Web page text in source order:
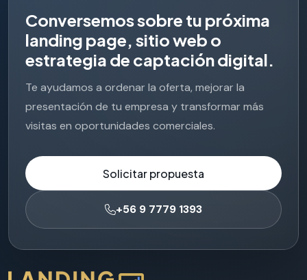
Conversemossobre tu próxima
landing page, sitioweb o
estrategia de captacióndigital.
Te ayudamos a ordenar la oferta, mejorar la
presentación de tu empresa y transformar más
visitas en oportunidades comerciales.
Solicitar propuesta
+56 9 7779 1393